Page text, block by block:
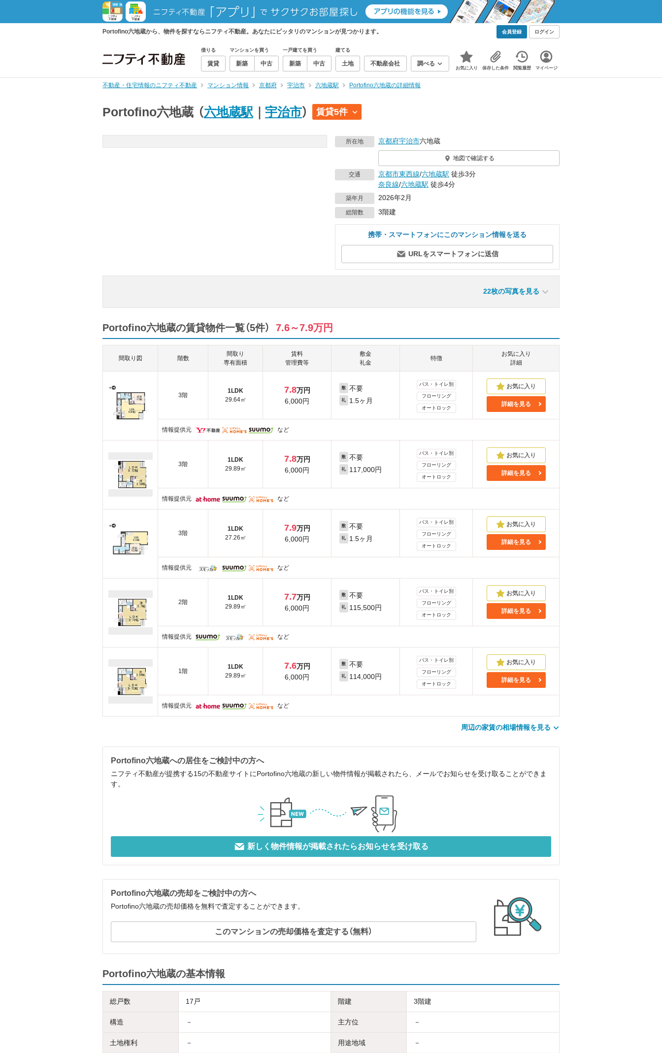
Portofino六地蔵から、物件を探すならニフティ不動産。あなたにピッタリのマンションが見つかります。 会員登録 ログイン
借りる
賃貸
マンションを買う
新築 中古
一戸建てを買う
新築 中古
建てる
土地 不動産会社 調べる
お気に入り 保存した条件 閲覧履歴 マイページ
不動産・住宅情報のニフティ不動産 マンション情報 京都府 宇治市 六地蔵駅 Portofino六地蔵の詳細情報
Portofino六地蔵 （六地蔵駅 宇治市） 賃貸5件
所在地 京都府宇治市六地蔵
地図で確認する
交通 京都市東西線/六地蔵駅 徒歩3分
奈良線/六地蔵駅 徒歩4分
築年月 2026年2月
総階数 3階建
携帯・スマートフォンにこのマンション情報を送る
URLをスマートフォンに送信
22枚の写真を見る
Portofino六地蔵の賃貸物件一覧（5件） 7.6～7.9万円
間取り図 階数
間取り
専有面積
賃料
管理費等
敷金
礼金
特徴
お気に入り
詳細
3階
1LDK
29.64㎡
7.8万円
6,000円
敷 不要
礼 1.5ヶ月
バス・トイレ別
フローリング
オートロック
詳細を見る
情報提供元 など
3階
1LDK
29.89㎡
7.8万円
6,000円
敷 不要
礼 117,000円
バス・トイレ別
フローリング
オートロック
詳細を見る
情報提供元 など
3階
1LDK
27.26㎡
7.9万円
6,000円
敷 不要
礼 1.5ヶ月
バス・トイレ別
フローリング
オートロック
詳細を見る
情報提供元 など
2階
1LDK
29.89㎡
7.7万円
6,000円
敷 不要
礼 115,500円
バス・トイレ別
フローリング
オートロック
詳細を見る
情報提供元 など
1階
1LDK
29.89㎡
7.6万円
6,000円
敷 不要
礼 114,000円
バス・トイレ別
フローリング
オートロック
詳細を見る
情報提供元 など
周辺の家賃の相場情報を見る
Portofino六地蔵への居住をご検討中の方へ
ニフティ不動産が提携する15の不動産サイトにPortofino六地蔵の新しい物件情報が掲載されたら、メールでお知らせを受け取ることができま
す。
新しく物件情報が掲載されたらお知らせを受け取る
Portofino六地蔵の売却をご検討中の方へ
Portofino六地蔵の売却価格を無料で査定することができます。
このマンションの売却価格を査定する（無料）
Portofino六地蔵の基本情報
総戸数 17戸 階建 3階建
構造 － 主方位 －
土地権利 － 用途地域 －